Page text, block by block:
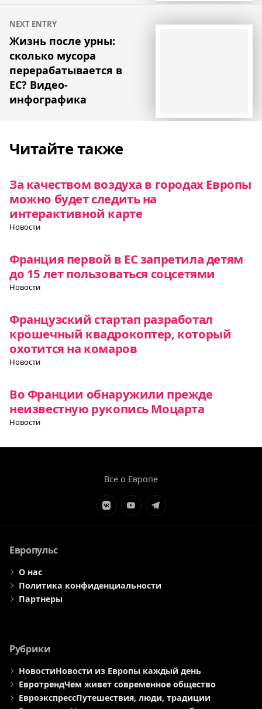
NEXT ENTRY
Жизнь после урны:
сколько мусора
перерабатывается в
ЕС? Видео-
инфографика
Читайте также
За качеством воздуха в городах Европы
можно будет следить на
интерактивной карте
Новости
Франция первой в ЕС запретила детям
до 15 лет пользоваться соцсетями
Новости
Французский стартап разработал
крошечный квадрокоптер, который
охотится на комаров
Новости
Во Франции обнаружили прежде
неизвестную рукопись Моцарта
Новости
Все о Европе
ЭлементЭлементЭлемент
Европульс
О нас
Политика конфиденциальности
Партнеры
Рубрики
НовостиНовости из Европы каждый день
ЕвротрендЧем живет современное общество
ЕвроэкспрессПутешествия, люди, традиции